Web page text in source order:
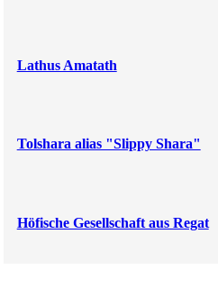
Lathus Amatath
Tolshara alias "Slippy Shara"
Höfische Gesellschaft aus Regat